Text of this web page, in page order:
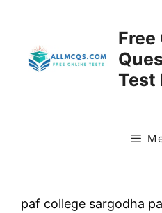
Free
Test
paf college sargodha